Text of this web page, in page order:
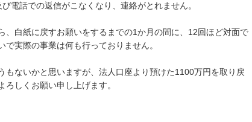
電話での返信がこなくなり、連絡がとれません。
、白紙に戻すお願いをするまでの1か月の間に、12回ほど対面で
実際の事業は何も行っておりません。
もないかと思いますが、法人口座より預けた1100万円を取り戻